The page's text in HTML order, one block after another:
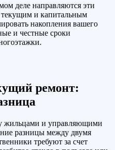
деле направляются эти
текущим и капитальным
накопления вашего
и честные сроки
ремонт:
жильцами и управляющими
разницы между двумя
требуют за счет